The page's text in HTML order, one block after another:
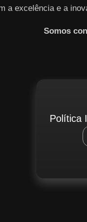
a excelência e a
Somos
Política